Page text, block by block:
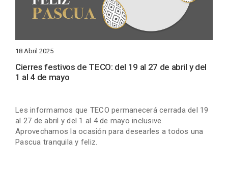
18 Abril 2025
Cierres festivos de TECO: del 19 al 27 de abril y del
1 al 4 de mayo
Les informamos que TECO permanecerá cerrada del 19
al 27 de abril y del 1 al 4 de mayo inclusive.
Aprovechamos la ocasión para desearles a todos una
Pascua tranquila y feliz.